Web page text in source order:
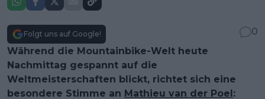
Folgt uns auf Google!
0
Während die Mountainbike-Welt heute
Nachmittag gespannt auf die
Weltmeisterschaften blickt, richtet sich eine
besondere Stimme an Mathieu van der Poel: